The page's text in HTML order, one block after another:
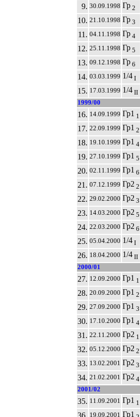
9. 30.09.1998 Гр2
10. 21.10.1998 Гр3
11. 04.11.1998 Гр4
12. 25.11.1998 Гр5
13. 09.12.1998 Гр6
14. 03.03.1999 1/4I
15. 17.03.1999 1/4II
1999/00
16. 14.09.1999 Гр1 1
17. 22.09.1999 Гр1 2
18. 19.10.1999 Гр1 4
19. 27.10.1999 Гр1 5
20. 02.11.1999 Гр1 6
21. 07.12.1999 Гр22
22. 29.02.2000 Гр23
23. 14.03.2000 Гр25
24. 22.03.2000 Гр26
25. 05.04.2000 1/4I
26. 18.04.2000 1/4II
2000/01
27. 12.09.2000 Гр1 1
28. 20.09.2000 Гр1 2
29. 27.09.2000 Гр1 3
30. 17.10.2000 Гр1 4
31. 22.11.2000 Гр21
32. 05.12.2000 Гр22
33. 13.02.2001 Гр23
34. 21.02.2001 Гр24
2001/02
35. 11.09.2001 Гр1 1
36.
19.09.2001 Гр1